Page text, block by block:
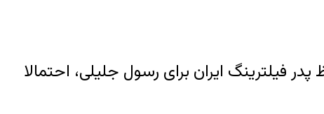
فیلترینگ ایران برای رسول جلیلی، احتمالا